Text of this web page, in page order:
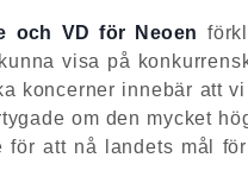
och VD för Neoen
visa på
koncerner innebär att
om den mycket
för att nå landets mål